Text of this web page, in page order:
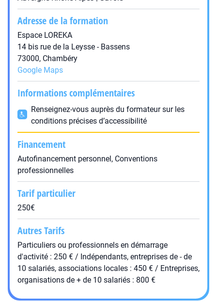
Adresse de la formation
Espace LOREKA
14 bis rue de la Leysse - Bassens
73000, Chambéry
Google Maps
Informations complémentaires
Renseignez-vous auprès du formateur sur les
conditions précises d’accessibilité
Financement
Autofinancement personnel, Conventions
professionnelles
Tarif particulier
250€
Autres Tarifs
Particuliers ou professionnels en démarrage
d'activité : 250 € / Indépendants, entreprises de - de
10 salariés, associations locales : 450 € / Entreprises,
organisations de + de 10 salariés : 800 €